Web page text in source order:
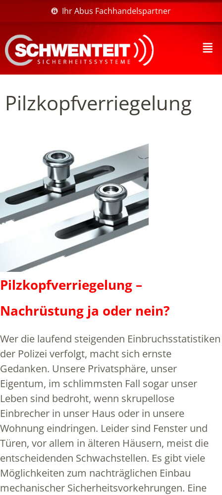
Ihr Abus Fachhandelspartner
Pilzkopfverriegelung
Pilzkopfverriegelung –
Nachrüstung ja oder nein?
Wer die laufend steigenden Einbruchsstatistiken
der Polizei verfolgt, macht sich ernste
Gedanken. Unsere Privatsphäre, unser
Eigentum, im schlimmsten Fall sogar unser
Leben sind bedroht, wenn skrupellose
Einbrecher in unser Haus oder in unsere
Wohnung eindringen. Leider sind Fenster und
Türen, vor allem in älteren Häusern, meist die
entscheidenden Schwachstellen. Es gibt viele
Möglichkeiten zum nachträglichen Einbau
mechanischer Sicherheitsvorkehrungen. Eine